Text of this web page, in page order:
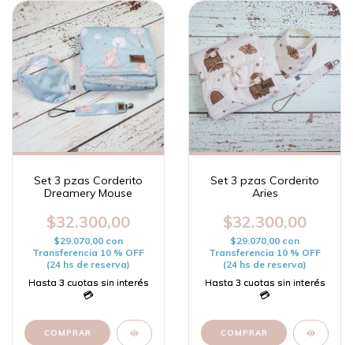
Set 3 pzas Corderito
Dreamery Mouse
$32.300,00
$29.070,00 con
Transferencia 10 % OFF
(24 hs de reserva)
Set 3 pzas Corderito
Aries
$32.300,00
$29.070,00 con
Transferencia 10 % OFF
(24 hs de reserva)